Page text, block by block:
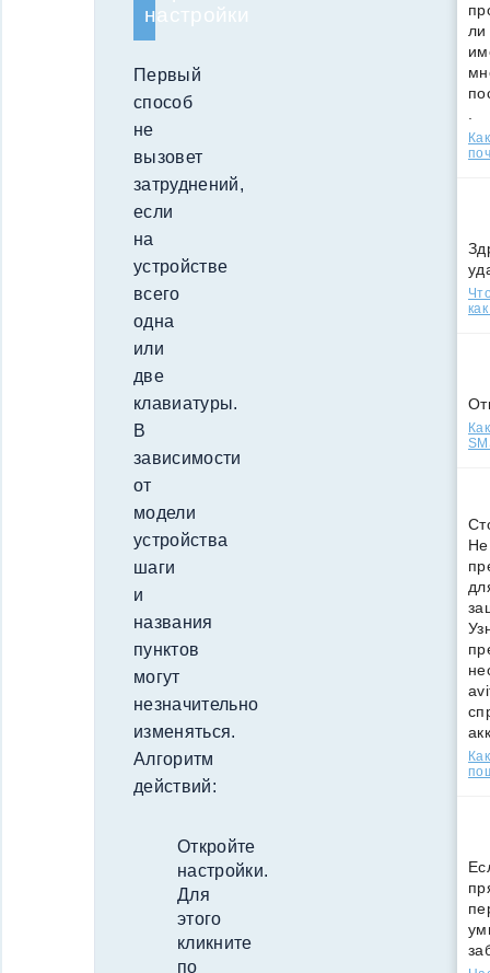
настройки
Первый
способ
не
вызовет
затруднений,
если
на
устройстве
всего
одна
или
две
клавиатуры.
В
зависимости
от
модели
устройства
шаги
и
названия
пунктов
могут
незначительно
изменяться.
Алгоритм
действий:
Откройте
настройки.
Для
этого
кликните
по
ли
Не